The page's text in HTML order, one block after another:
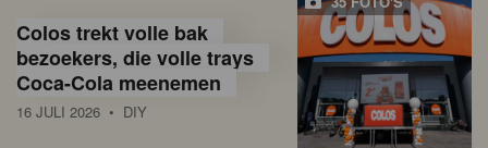
Colos trekt volle bak
bezoekers, die volle trays
Coca-Cola meenemen
16 JULI 2026 • DIY